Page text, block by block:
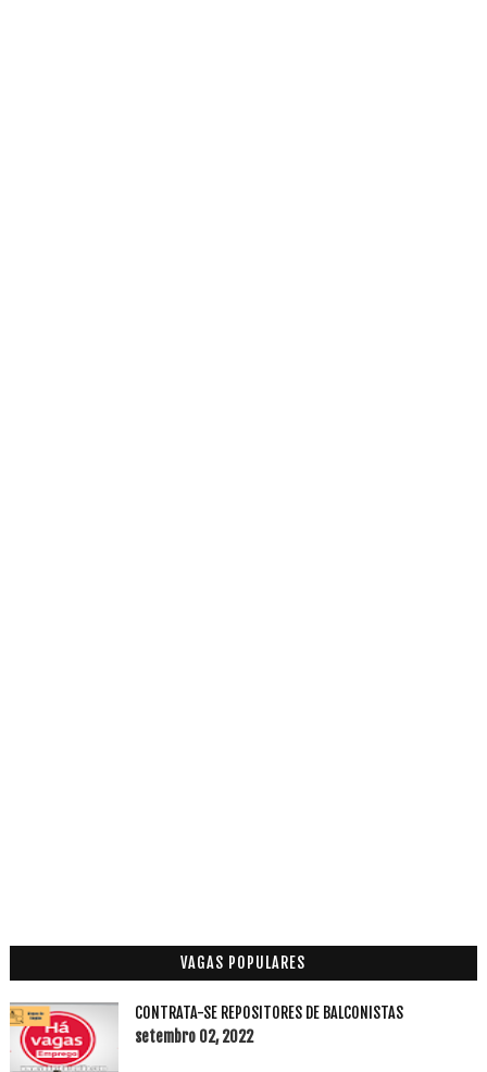
VAGAS POPULARES
CONTRATA-SE REPOSITORES DE BALCONISTAS
setembro 02, 2022